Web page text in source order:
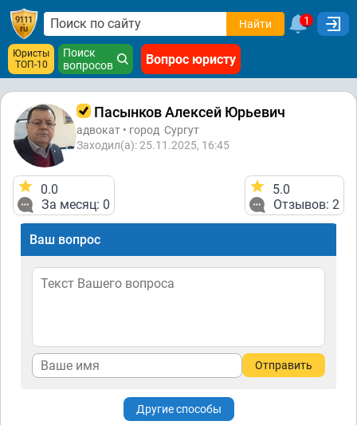
Найти 1
Юристы
ТОП-10
Поиск
вопросов
Вопрос юристу
Пасынков Алексей Юрьевич
адвокат • город Сургут
Заходил(а): 25.11.2025, 16:45
0.0
За месяц: 0
5.0
Отзывов: 2
Ваш вопрос
Отправить
Другие способы